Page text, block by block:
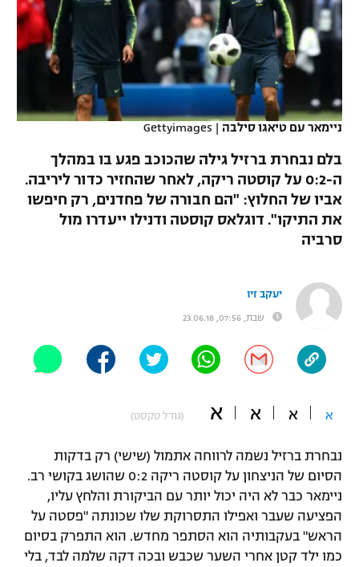
VOD
רץ ברשת
תוצאות
לוח שידורים
"מעל הליגה" – פודקאסט
תקנון משתתפים וזוכים בפרסים
תקנון עבור פעילות אלקטרה
תקנון עבור פעילות ספורט 1 – "מרלן"
טניס
גיימינג E-Sports
נבחרת ישראל
מכבי חיפה
בית"ר ירושלים
מכבי תל אביב
הפועל תל אביב
הפועל חיפה
מכבי נתניה
ליגה ספרדית
ליגה איטלקית
ליגה צרפתית
ליגה הולנדית
ליגה טורקית
ליגה סינית
ליגות נוספות
כדורסל נשים
מכבי תל אביב
הפועל חולון
הפועל ירושלים
דני אבדיה
יורוליג
יורוקאפ
טניס
כדורעף
שחייה
ג'ודו
אגרוף
UFC
היאבקות WWE
כדורמים
ניימאר עם טיאגו סילבה |
Gettyimages
בלם נבחרת ברזיל גילה שהכוכב פגע בו במהלך
ה-0:2 על קוסטה ריקה, לאחר שהחזיר כדור ליריבה.
אביו של החלוץ: "הם חבורה של פחדנים, רק חיפשו
את התיקו". דוגלאס קוסטה ודנילו ייעדרו מול
סרביה
יעקב זיו
שבת, 07:56, 23.06.18
א א א א (גודל טקסט)
נבחרת ברזיל נשמה לרווחה אתמול (שישי) רק בדקות
הסיום של הניצחון על קוסטה ריקה 0:2 שהושג בקושי רב.
ניימאר כבר לא היה יכול יותר עם הביקורת והלחץ עליו,
הפציעה שעבר ואפילו התסרוקת שלו שכונתה "פסטה על
הראש" בעקבותיה הוא הסתפר מחדש. הוא התפרק בסיום
כמו ילד קטן אחרי השער שכבש ובכה דקה שלמה לבד, בלי